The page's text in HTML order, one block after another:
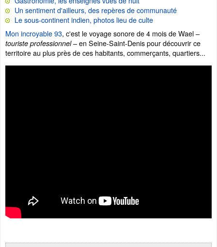
Un sentiment d'ailleurs, des repères de communauté
Le sous-continent indien, photos lieu de culte
Mon incroyable 93, c'est le voyage sonore de 4 mois de Wael –
touriste professionnel– en Seine-Saint-Denis pour découvrir ce
territoire au plus près de ces habitants, commerçants, quartiers...